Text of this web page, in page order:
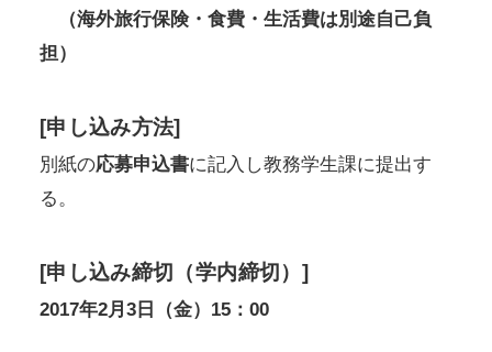
（海外旅行保険・食費・生活費は別途自己負
担）
[申し込み方法]
別紙の応募申込書に記入し教務学生課に提出す
る。
[申し込み締切（学内締切）]
2017年2月3日（金）15：00